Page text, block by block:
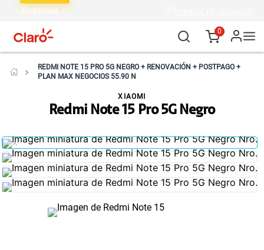
Empresas
0
REDMI NOTE 15 PRO 5G NEGRO + RENOVACIÓN + POSTPAGO +
PLAN MAX NEGOCIOS 55.90 N
Redmi Note 15 Pro 5G Negro
XIAOMI